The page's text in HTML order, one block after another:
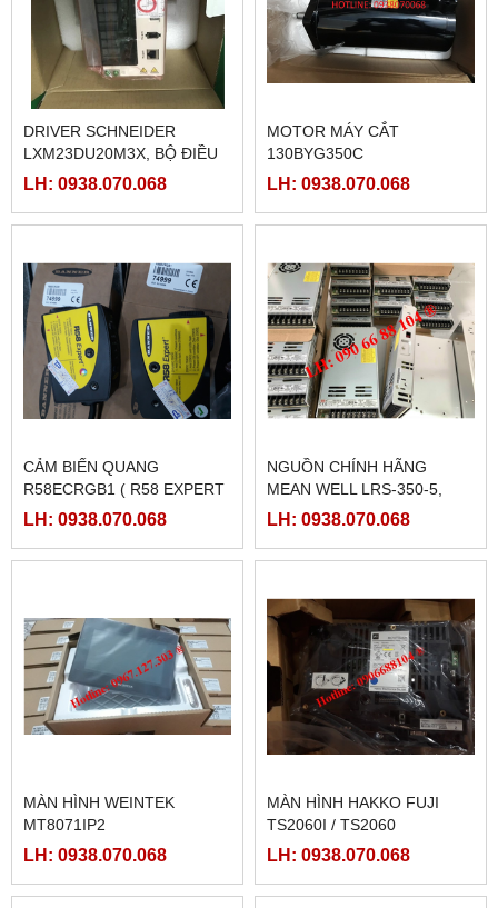
DRIVER SCHNEIDER
LXM23DU20M3X, BỘ ĐIỀU
KHIỂN SERVO
LH: 0938.070.068
MOTOR MÁY CẮT
130BYG350C
LH: 0938.070.068
CẢM BIẾN QUANG
R58ECRGB1 ( R58 EXPERT
BANNER)
LH: 0938.070.068
NGUỒN CHÍNH HÃNG
MEAN WELL LRS-350-5,
LRS-350-12, LRS-350-24,
LH: 0938.070.068
MÀN HÌNH WEINTEK
MT8071IP2
LH: 0938.070.068
MÀN HÌNH HAKKO FUJI
TS2060I / TS2060
LH: 0938.070.068